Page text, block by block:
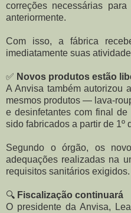
correções necessárias
anteriormente.
Com isso, a fábrica
imediatamente suas
✅ Novos produtos estão
A Anvisa também autorizou
mesmos produtos — lava-
e desinfetantes com final
sido fabricados a partir de 1º
Segundo o órgão, os
adequações realizadas na
requisitos sanitários exigidos.
🔍 Fiscalização continuará
O presidente da Anvisa,